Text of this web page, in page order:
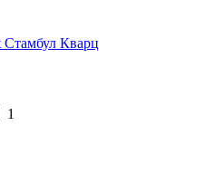
Кварц
1